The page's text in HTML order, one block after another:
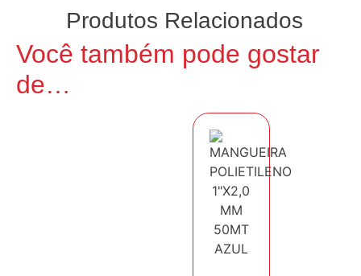
Produtos Relacionados
Você também pode gostar
de…